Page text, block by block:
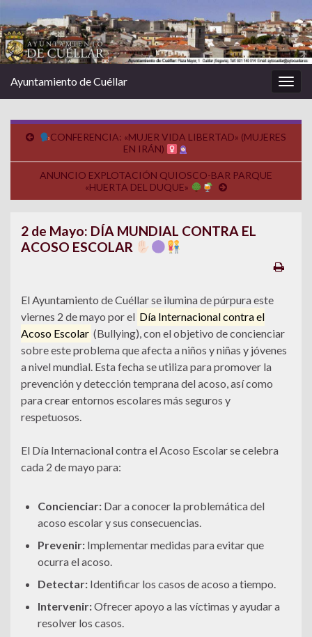
la
Ayuntamiento de Cuéllar
CONFERENCIA: «MUJER VIDA LIBERTAD» (MUJERES
EN IRÁN)
ANUNCIO EXPLOTACIÓN QUIOSCO-BAR PARQUE
«HUERTA DEL DUQUE»
2 de Mayo: DÍA MUNDIAL CONTRA EL
ACOSO ESCOLAR
El Ayuntamiento de Cuéllar se ilumina de púrpura este
viernes 2 de mayo por el Día Internacional contra el
Acoso Escolar (Bullying), con el objetivo de concienciar
sobre este problema que afecta a niños y niñas y jóvenes
a nivel mundial. Esta fecha se utiliza para promover la
prevención y detección temprana del acoso, así como
para crear entornos escolares más seguros y
respetuosos.
El Día Internacional contra el Acoso Escolar se celebra
cada 2 de mayo para:
Concienciar: Dar a conocer la problemática del
acoso escolar y sus consecuencias.
Prevenir: Implementar medidas para evitar que
ocurra el acoso.
Detectar: Identificar los casos de acoso a tiempo.
Intervenir:Ofrecer apoyo a las víctimas y ayudar a
resolver los casos.